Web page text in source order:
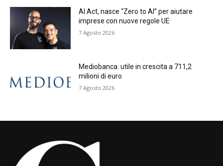
AI Act, nasce “Zero to AI” per aiutare
imprese con nuove regole UE
7 Agosto 2026
Mediobanca: utile in crescita a 711,2
milioni di euro
7 Agosto 2026